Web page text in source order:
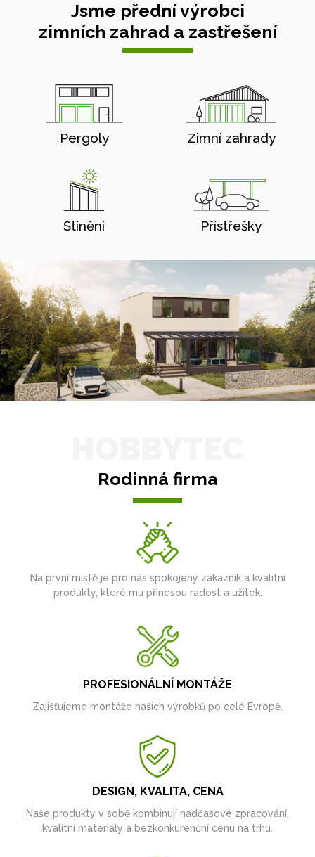
Jsme přední výrobci
zimních zahrad a zastřešení
Pergoly Zimní zahrady
Stínění Přístřešky
Rodinná firma
Na první místě je pro nás spokojený zákazník a kvalitní
produkty, které mu přinesou radost a užitek.
PROFESIONÁLNÍ MONTÁŽE
Zajišťujeme montáže našich výrobků po celé Evropě.
DESIGN, KVALITA, CENA
Naše produkty v sobě kombinují nadčasové zpracování,
kvalitní materiály a bezkonkurenční cenu na trhu.